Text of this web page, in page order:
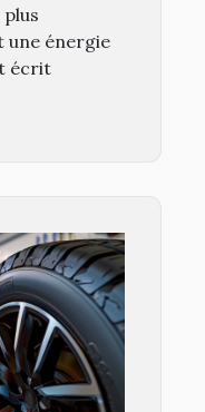
une énergie
écrit